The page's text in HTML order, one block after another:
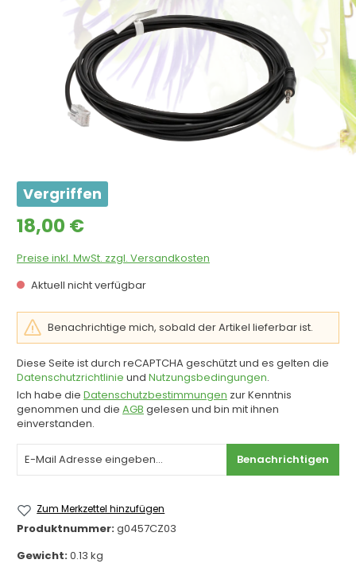
Vergriffen
Regulärer Preis:
18,00 €
Preise inkl. MwSt. zzgl. Versandkosten
Aktuell nicht verfügbar
Benachrichtige mich, sobald der Artikel lieferbar ist.
Diese Seite ist durch reCAPTCHA geschützt und es gelten die
Datenschutzrichtlinie und Nutzungsbedingungen.
Ich habe die Datenschutzbestimmungen zur Kenntnis
genommen und die AGB gelesen und bin mit ihnen
einverstanden.
Benachrichtigen
Zum Merkzettel hinzufügen
Produktnummer:g0457CZ03
Gewicht:0.13 kg